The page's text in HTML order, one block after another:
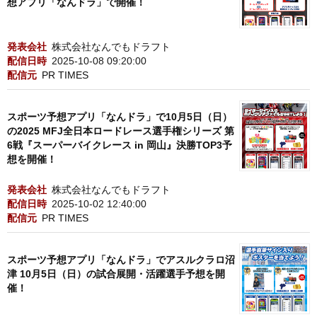
発表会社 株式会社なんでもドラフト
配信日時 2025-10-08 09:20:00
配信元 PR TIMES
スポーツ予想アプリ「なんドラ」で10月5日（日）
の2025 MFJ全日本ロードレース選手権シリーズ 第
6戦『スーパーバイクレース in 岡山』決勝TOP3予
想を開催！
発表会社 株式会社なんでもドラフト
配信日時 2025-10-02 12:40:00
配信元 PR TIMES
スポーツ予想アプリ「なんドラ」でアスルクラロ沼
津 10月5日（日）の試合展開・活躍選手予想を開
催！